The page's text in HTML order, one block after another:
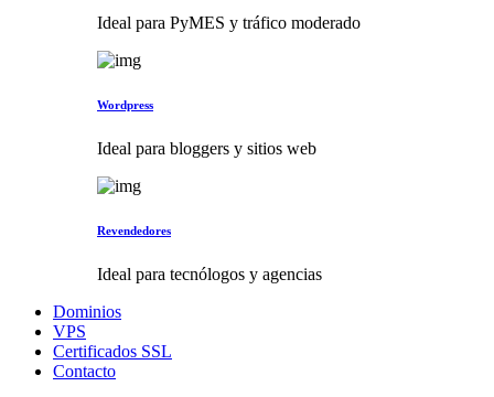
Ideal para PyMES y tráfico moderado
Wordpress
Ideal para bloggers y sitios web
Revendedores
Ideal para tecnólogos y agencias
Dominios
VPS
Certificados SSL
Contacto